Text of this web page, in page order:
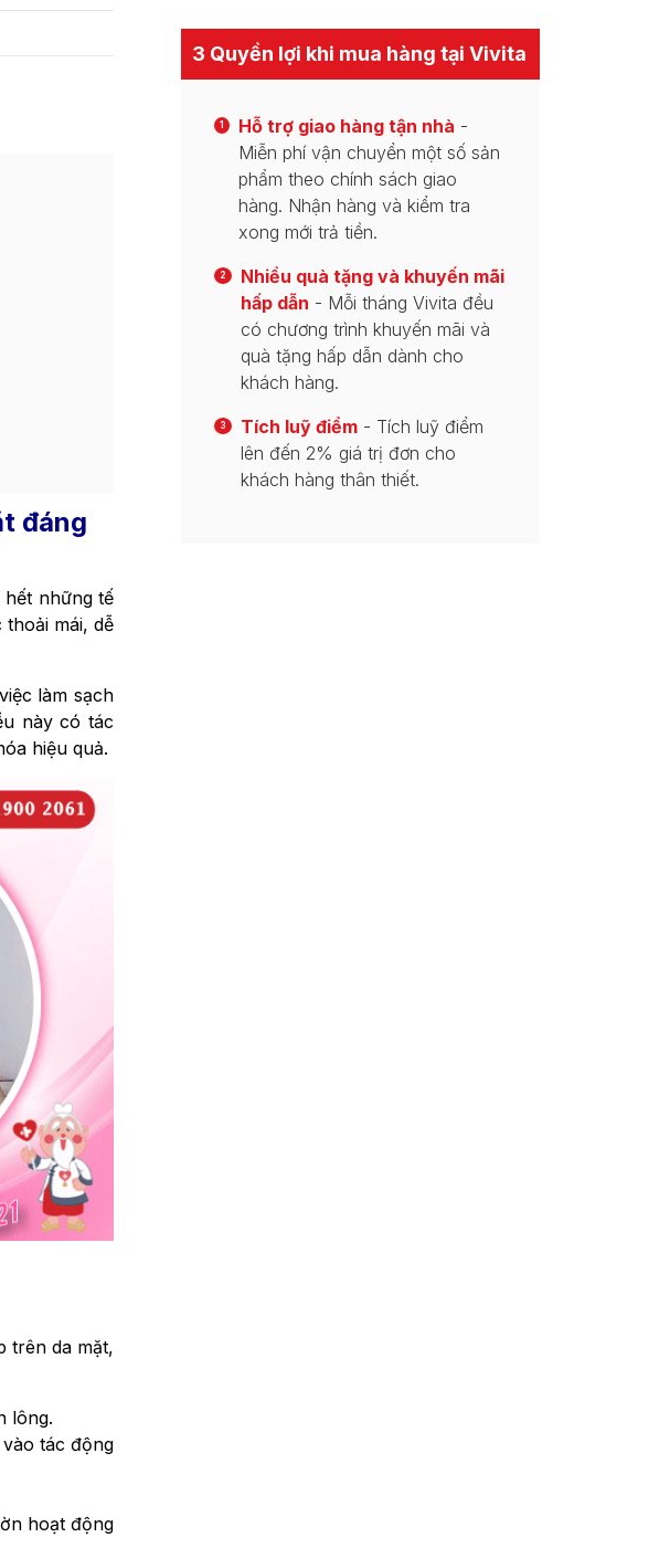
đáng
hết những tế
mái, dễ
làm sạch
này có tác
hiệu quả.
trên da mặt,
lông.
tác động
hoạt động
3 Quyền lợi khi mua hàng tại Vivita
1 Hỗ trợ giao hàng tận nhà -
Miễn phí vận chuyển một số sản
phẩm theo chính sách giao
hàng. Nhận hàng và kiểm tra
xong mới trả tiền.
2
Nhiều quà tặng và khuyến mãi
hấp dẫn - Mỗi tháng Vivita đều
có chương trình khuyến mãi và
quà tặng hấp dẫn dành cho
khách hàng.
3 Tích luỹ điểm - Tích luỹ điểm
lên đến 2% giá trị đơn cho
khách hàng thân thiết.